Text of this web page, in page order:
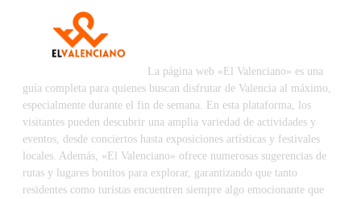
La página web «El Valenciano» es una
guía completa para quienes buscan disfrutar de Valencia al máximo,
especialmente durante el fin de semana. En esta plataforma, los
visitantes pueden descubrir una amplia variedad de actividades y
eventos, desde conciertos hasta exposiciones artísticas y festivales
locales. Además, «El Valenciano» ofrece numerosas sugerencias de
rutas y lugares bonitos para explorar, garantizando que tanto
residentes como turistas encuentren siempre algo emocionante que